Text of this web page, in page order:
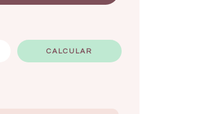
CALCULAR